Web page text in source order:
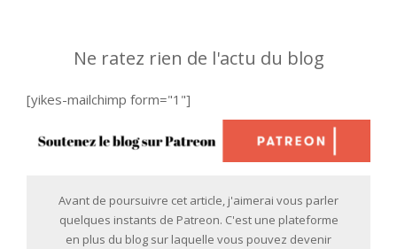
Ne ratez rien de l'actu du blog
[yikes-mailchimp form="1"]
Avant de poursuivre cet article, j'aimerai vous parler
quelques instants de Patreon. C'est une plateforme
en plus du blog sur laquelle vous pouvez devenir